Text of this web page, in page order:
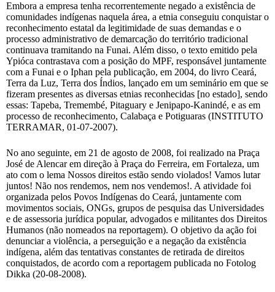
Embora a empresa tenha recorrentemente negado a existência de
comunidades indígenas naquela área, a etnia conseguiu conquistar o
reconhecimento estatal da legitimidade de suas demandas e o
processo administrativo de demarcação do território tradicional
continuava tramitando na Funai. Além disso, o texto emitido pela
Ypióca contrastava com a posição do MPF, responsável juntamente
com a Funai e o Iphan pela publicação, em 2004, do livro Ceará,
Terra da Luz, Terra dos Índios, lançado em um seminário em que se
fizeram presentes as diversas etnias reconhecidas [no estado], sendo
essas: Tapeba, Tremembé, Pitaguary e Jenipapo-Kanindé, e as em
processo de reconhecimento, Calabaça e Potiguaras (INSTITUTO
TERRAMAR, 01-07-2007).
No ano seguinte, em 21 de agosto de 2008, foi realizado na Praça
José de Alencar em direção à Praça do Ferreira, em Fortaleza, um
ato com o lema Nossos direitos estão sendo violados! Vamos lutar
juntos! Não nos rendemos, nem nos vendemos!. A atividade foi
organizada pelos Povos Indígenas do Ceará, juntamente com
movimentos sociais, ONGs, grupos de pesquisa das Universidades
e de assessoria jurídica popular, advogados e militantes dos Direitos
Humanos (não nomeados na reportagem). O objetivo da ação foi
denunciar a violência, a perseguição e a negação da existência
indígena, além das tentativas constantes de retirada de direitos
conquistados, de acordo com a reportagem publicada no Fotolog
Dikka (20-08-2008).